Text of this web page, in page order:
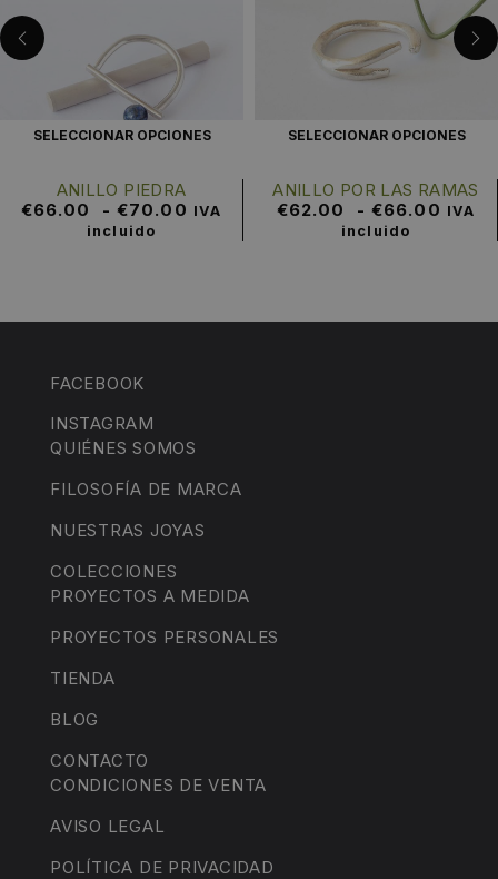
SELECCIONAR OPCIONES
ANILLO PIEDRA
€66.00 - €70.00 IVA
incluido
SELECCIONAR OPCIONES
ANILLO POR LAS RAMAS
€62.00 - €66.00 IVA
incluido
FACEBOOK
INSTAGRAM
QUIÉNES SOMOS
FILOSOFÍA DE MARCA
NUESTRAS JOYAS
COLECCIONES
PROYECTOS A MEDIDA
PROYECTOS PERSONALES
TIENDA
BLOG
CONTACTO
CONDICIONES DE VENTA
AVISO LEGAL
POLÍTICA DE PRIVACIDAD